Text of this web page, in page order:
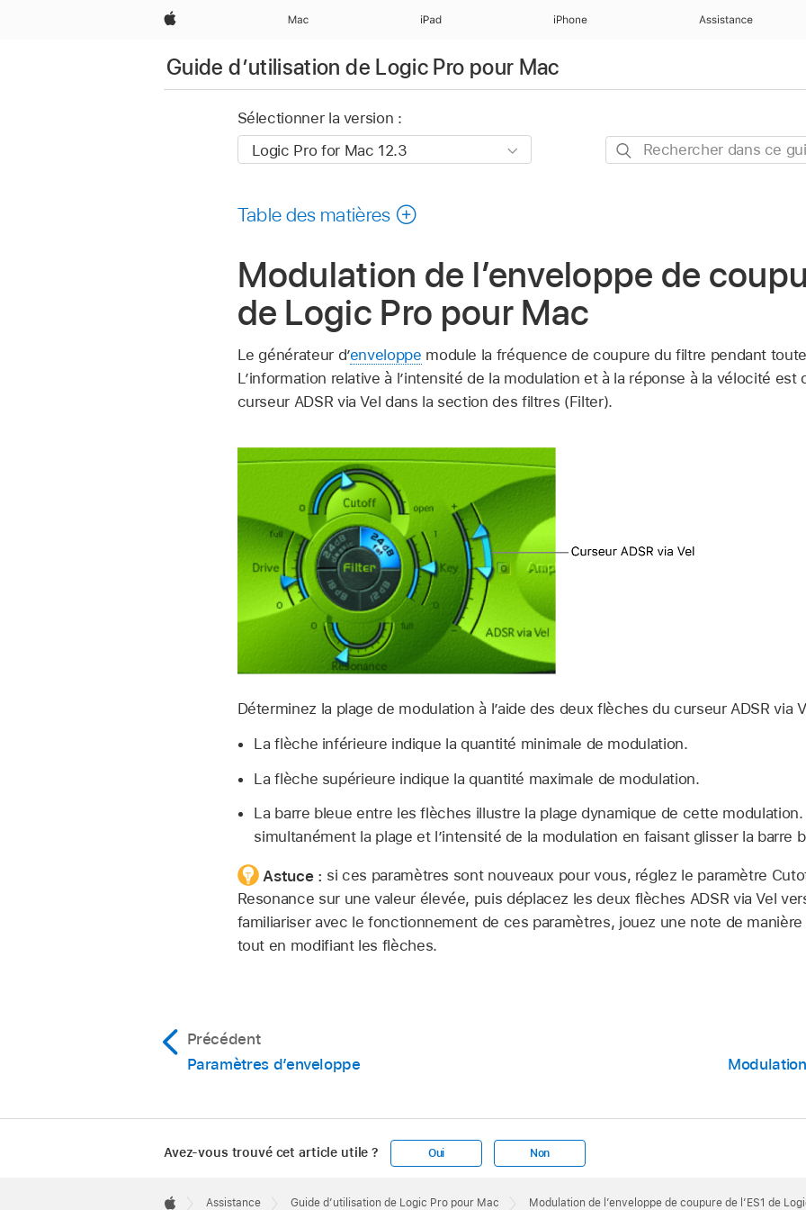
Apple Mac iPad iPhone Assistance
Guide d’utilisation de Logic Pro pour Mac
Sélectionner la version :
Rechercher
Table des matières
Modulation de l’enveloppe de
de Logic Pro pour Mac
Le générateur d’enveloppe module la fréquence de coupure du filtre pendant
L’information relative à l’intensité de la modulation et à la réponse à la vélocité est
curseur ADSR via Vel dans la section des filtres (Filter).
Déterminez la plage de modulation à l’aide des deux flèches du curseur ADSR via
La flèche inférieure indique la quantité minimale de modulation.
La flèche supérieure indique la quantité maximale de modulation.
La barre bleue entre les flèches illustre la plage dynamique de cette
simultanément la plage et l’intensité de la modulation en faisant glisser la barre
Astuce : si ces paramètres sont nouveaux pour vous, réglez le paramètre
Resonance sur une valeur élevée, puis déplacez les deux flèches ADSR via Vel
familiariser avec le fonctionnement de ces paramètres, jouez une note de
tout en modifiant les flèches.
Précédent
Paramètres d’enveloppe
Avez-vous trouvé cet article utile ? Oui Non
Footer
 Assistance Guide d’utilisation de Logic Pro pour Mac Modulation de l’enveloppe de coupure de l’ES1 de